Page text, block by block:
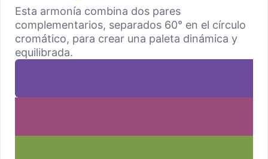
Esta armonía combina dos pares
complementarios, separados 60° en el círculo
cromático, para crear una paleta dinámica y
equilibrada.